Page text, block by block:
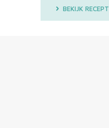
BEKIJK RECEPT